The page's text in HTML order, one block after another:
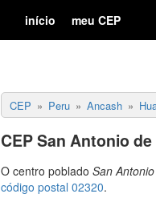
início meu CEP
CEP Peru Ancash
CEP San Antonio
O centro poblado San
código postal 02320.